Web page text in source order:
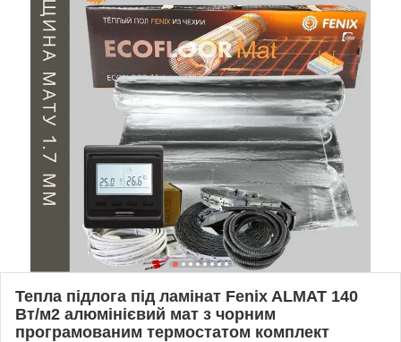
Тепла підлога під ламінат Fenix ALMAT 140
Вт/м2 алюмінієвий мат з чорним
програмованим термостатом комплект